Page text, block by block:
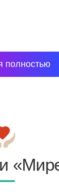
полностью